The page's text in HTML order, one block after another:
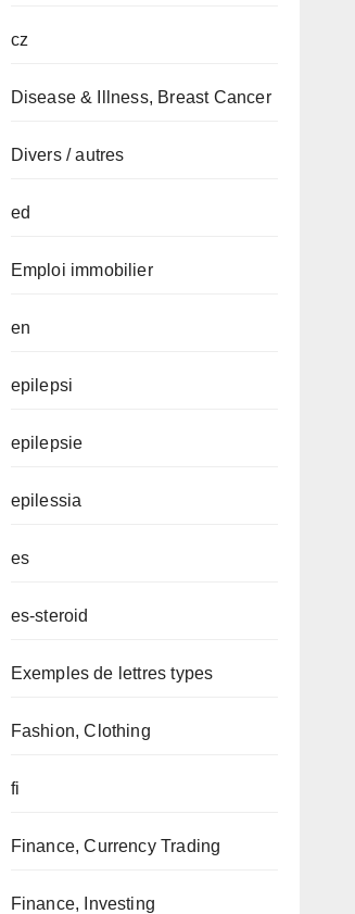
cz
Disease & Illness, Breast Cancer
Divers / autres
ed
Emploi immobilier
en
epilepsi
epilepsie
epilessia
es
es-steroid
Exemples de lettres types
Fashion, Clothing
fi
Finance, Currency Trading
Finance, Investing